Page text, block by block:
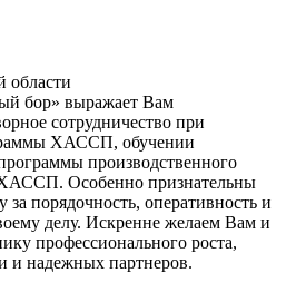
области
бор» выражает Вам
сотрудничество при
ХАССП, обучении
производственного
Особенно признательны
порядочность, оперативность и
делу. Искренне желаем Вам и
профессионального роста,
и надежных партнеров.